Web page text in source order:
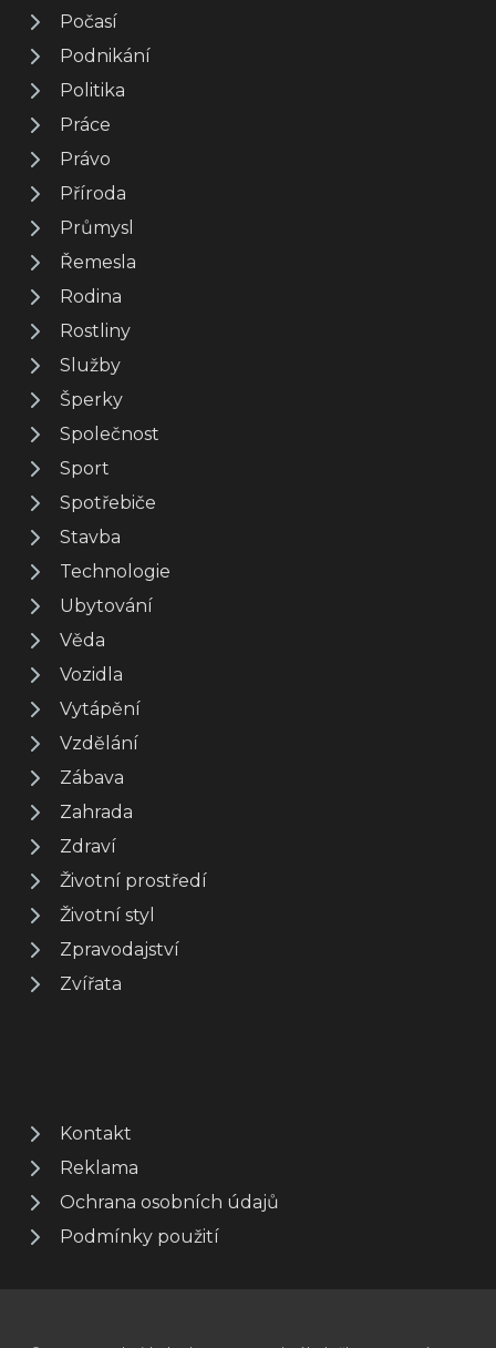
Počasí
Podnikání
Politika
Práce
Právo
Příroda
Průmysl
Řemesla
Rodina
Rostliny
Služby
Šperky
Společnost
Sport
Spotřebiče
Stavba
Technologie
Ubytování
Věda
Vozidla
Vytápění
Vzdělání
Zábava
Zahrada
Zdraví
Životní prostředí
Životní styl
Zpravodajství
Zvířata
Kontakt
Reklama
Ochrana osobních údajů
Podmínky použití